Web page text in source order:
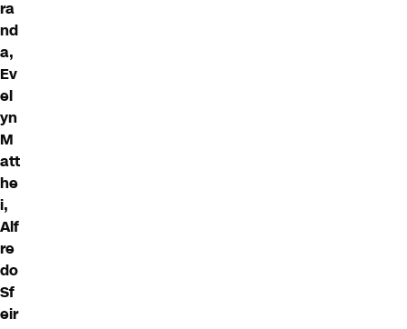
ra
nd
a,
Ev
el
yn
M
att
he
i,
Alf
re
do
Sf
eir